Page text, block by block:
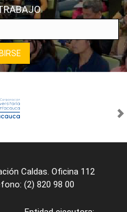
Caldas. Oficina 112
(2) 820 98 00